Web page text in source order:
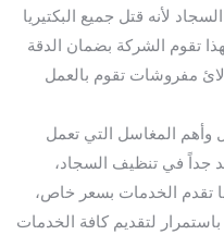
لأنه قتل جميع البكتيريا
تقوم الشركة بضمان الدقة
لائ مفروشات تقوم بالعمل
المغاسل التي تعمل
جداً في تنظيف السجاد،
تقدم الخدمات بسعر خاص،
لتقديم كافة الخدمات